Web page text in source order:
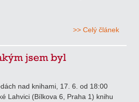
>> Celý článek
jsem byl
nad knihami, 17. 6. od 18:00
Lahvici (Bílkova 6, Praha 1) knihu